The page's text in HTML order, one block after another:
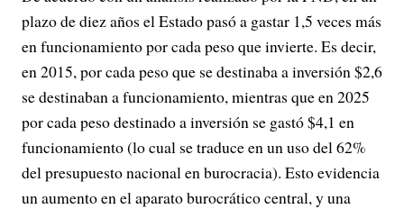
plazo de diez años el Estado pasó a gastar 1,5 veces más
en funcionamiento por cada peso que invierte. Es decir,
en 2015, por cada peso que se destinaba a inversión $2,6
se destinaban a funcionamiento, mientras que en 2025
por cada peso destinado a inversión se gastó $4,1 en
funcionamiento (lo cual se traduce en un uso del 62%
del presupuesto nacional en burocracia). Esto evidencia
un aumento en el aparato burocrático central, y una